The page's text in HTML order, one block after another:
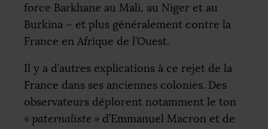
force Barkhane au Mali, au Niger et au
Burkina – et plus généralement contre la
France en Afrique de l’Ouest.
Il y a d’autres explications à ce rejet de la
France dans ses anciennes colonies. Des
observateurs déplorent notamment le ton
« paternaliste » d’Emmanuel Macron et de